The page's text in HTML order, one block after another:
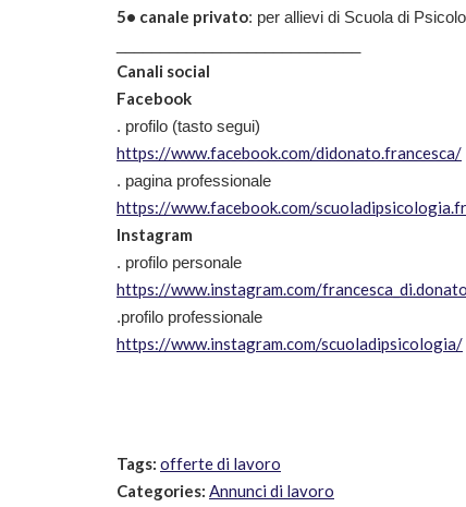
5• canale privato: per allievi di Scuola di
Canali social
Facebook
. profilo (tasto segui)
https://www.facebook.com/didonato.francesca/
. pagina professionale
https://www.facebook.com/
Instagram
. profilo personale
https://www.instagram.com/
.profilo professionale
https://www.instagram.com/scuoladipsicologia/
Tags: offerte di lavoro
Categories: Annunci di lavoro